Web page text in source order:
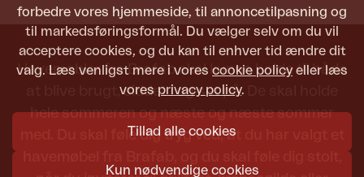
forbedre vores hjemmeside, til annoncetilpasning og
til markedsføringsformål. Du vælger selv om du vil
acceptere cookies, og du kan til enhver tid ændre dit
valg. Læs venligst mere i vores cookie policy eller læs
vores privacy policy.
Tillad alle cookies
Kun nødvendige cookies
Havemøbler fra Brafab skal kunne holde til både
at blive brugt, siddet i og set på. De skal holde
hele sommeren og næste og næste sommer
med. Du skal føle dig tryg ved, at du har valgt et